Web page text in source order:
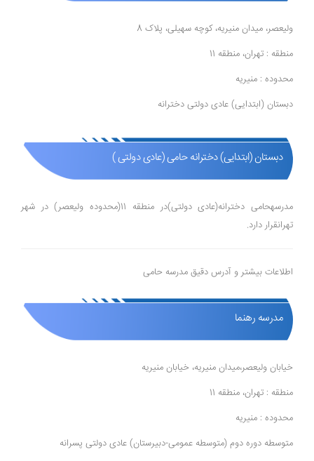
ولیعصر، میدان منیریه، کوچه سهیلی، پلاک 8
منطقه : تهران، منطقه 11
محدوده : منیریه
دبستان (ابتدایی) عادی دولتی دخترانه
دبستان (ابتدایی) دخترانه حامی (عادی دولتی )
مدرسهحامی دخترانه(عادی دولتی)در منطقه 11(محدوده ولیعصر) در شهر
تهرانقرار دارد.
اطلاعات بیشتر و آدرس دقیق مدرسه حامی
مدرسه رهنما
خیابان ولیعصر،میدان منیریه، خیابان منیریه
منطقه : تهران، منطقه 11
محدوده : منیریه
متوسطه دوره دوم (متوسطه عمومی-دبیرستان) عادی دولتی پسرانه